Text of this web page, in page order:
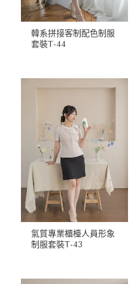
韓系拼接客制配色制服
套裝T-44
氣質專業櫃檯人員形象
制服套裝T-43